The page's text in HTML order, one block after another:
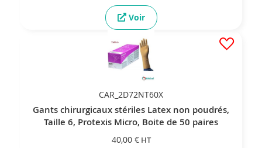
Voir
CAR_2D72NT60X
Gants chirurgicaux stériles Latex non poudrés,
Taille 6, Protexis Micro, Boite de 50 paires
40,00 €